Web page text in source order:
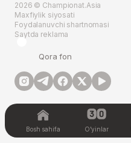
2026 © Championat.Asia
Maxfiylik siyosati
Foydalanuvchi shartnomasi
Saytda reklama
Qora fon
Bosh sahifa O'yinlar